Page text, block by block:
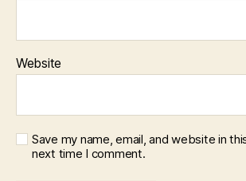
Website
Save my name, email, and website in
next time I comment.